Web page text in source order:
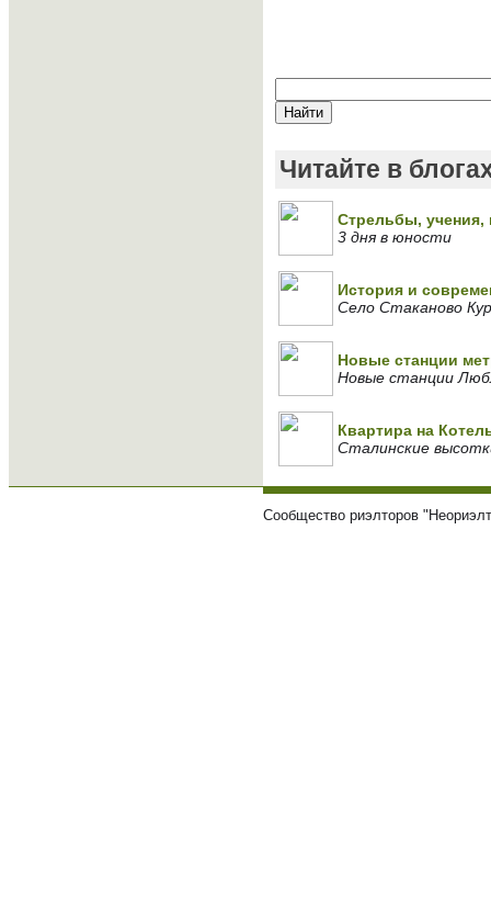
Читайте в
Стрельбы, учения,
3 дня в юности
История и
Село Стаканово
Новые станции
Новые станции
Квартира на
Сталинские
Сообщество риэлторов